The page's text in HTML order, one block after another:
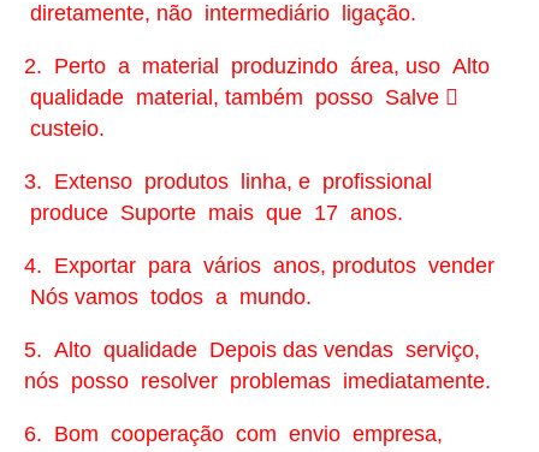
diretamente, não intermediário ligação.
2. Perto a material produzindo área, uso Alto
qualidade material, também posso Salve 
custeio.
3. Extenso produtos linha, e profissional
produce Suporte mais que 17 anos.
4. Exportar para vários anos, produtos vender
Nós vamos todos a mundo.
5. Alto qualidade Depois das vendas serviço,
nós posso resolver problemas imediatamente.
6. Bom cooperação com envio empresa,